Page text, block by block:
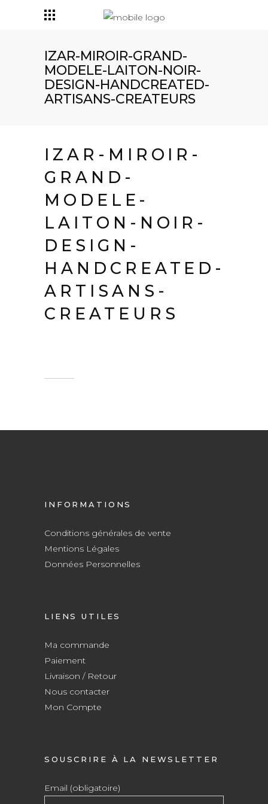
IZAR-MIROIR-GRAND-
MODELE-LAITON-NOIR-
DESIGN-HANDCREATED-
ARTISANS-CREATEURS
IZAR-MIROIR-
GRAND-
MODELE-
LAITON-NOIR-
DESIGN-
HANDCREATED-
ARTISANS-
CREATEURS
INFORMATIONS
Conditions générales de vente
Mentions Légales
Données Personnelles
LIENS UTILES
Ma commande
Paiement
Livraison / Retour
Nous contacter
Mon Compte
SOUSCRIRE À LA NEWSLETTER
Email (obligatoire)